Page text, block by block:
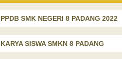
PPDB SMK NEGERI 8 PADANG 2022
KARYA SISWA SMKN 8 PADANG